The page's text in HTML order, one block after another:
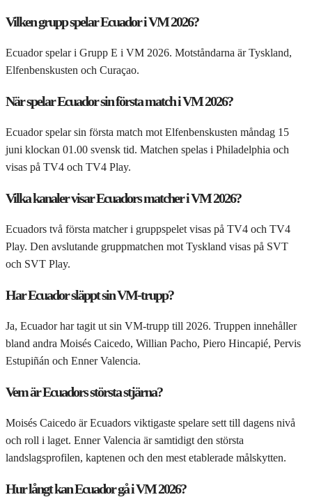
Vilken grupp spelar Ecuador i VM 2026?
Ecuador spelar i Grupp E i VM 2026. Motståndarna är Tyskland,
Elfenbenskusten och Curaçao.
När spelar Ecuador sin första match i VM 2026?
Ecuador spelar sin första match mot Elfenbenskusten måndag 15
juni klockan 01.00 svensk tid. Matchen spelas i Philadelphia och
visas på TV4 och TV4 Play.
Vilka kanaler visar Ecuadors matcher i VM 2026?
Ecuadors två första matcher i gruppspelet visas på TV4 och TV4
Play. Den avslutande gruppmatchen mot Tyskland visas på SVT
och SVT Play.
Har Ecuador släppt sin VM-trupp?
Ja, Ecuador har tagit ut sin VM-trupp till 2026. Truppen innehåller
bland andra Moisés Caicedo, Willian Pacho, Piero Hincapié, Pervis
Estupiñán och Enner Valencia.
Vem är Ecuadors största stjärna?
Moisés Caicedo är Ecuadors viktigaste spelare sett till dagens nivå
och roll i laget. Enner Valencia är samtidigt den största
landslagsprofilen, kaptenen och den mest etablerade målskytten.
Hur långt kan Ecuador gå i VM 2026?